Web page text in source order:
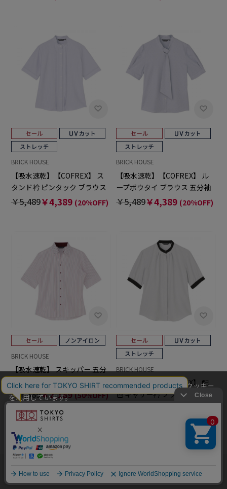
BRICK HOUSE
【吸水速乾】【COFREX】 ス
タンド衿 ピンタック ブラウス
五分袖 レディースデザインシ
￥5,489￥4,389 (20%OFF)
BRICK HOUSE
【吸水速乾】【COFREX】 ル
ープボウタイ ブラウス 五分袖
レディースデザインシャツ
￥5,489￥4,389 (20%OFF)
BRICK HOUSE
【吸水速乾】 スキッパー 五分
袖 形態安定 レディースシャツ
￥4,389￥2,189(50%OFF)
BRICK HOUSE
【吸水速乾】【COFREX】 配
色 ギャザー衿 ブラウス 五分袖
レディースデザインシャツ
他のアイテムを探す こだわり検索
当社のウェブサイトでは、お客様の利便性向上のためにクッキー
を利用しています。
本ウェブサイトをこのままご利用になる場合、クッキーの使用に
同意いただいたものとみなします。
クッキーを通じて収集する情報には、「お客様個人を特定できる
情報」は一切含まれておりません。詳細は
クッキーポリシーをご
確認ください。
OK